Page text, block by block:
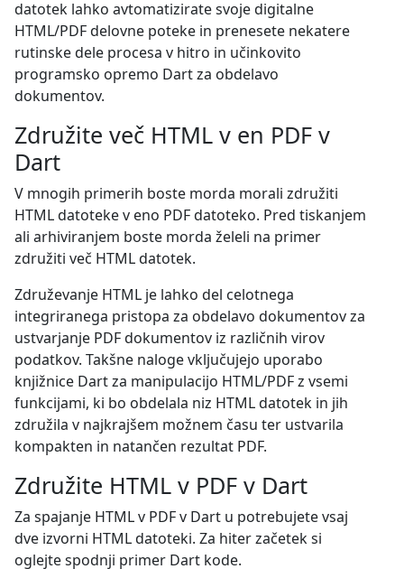
datotek lahko avtomatizirate svoje digitalne
HTML/PDF delovne poteke in prenesete nekatere
rutinske dele procesa v hitro in učinkovito
programsko opremo Dart za obdelavo
dokumentov.
Združite več HTML v en PDF v
Dart
V mnogih primerih boste morda morali združiti
HTML datoteke v eno PDF datoteko. Pred tiskanjem
ali arhiviranjem boste morda želeli na primer
združiti več HTML datotek.
Združevanje HTML je lahko del celotnega
integriranega pristopa za obdelavo dokumentov za
ustvarjanje PDF dokumentov iz različnih virov
podatkov. Takšne naloge vključujejo uporabo
knjižnice Dart za manipulacijo HTML/PDF z vsemi
funkcijami, ki bo obdelala niz HTML datotek in jih
združila v najkrajšem možnem času ter ustvarila
kompakten in natančen rezultat PDF.
Združite HTML v PDF v Dart
Za spajanje HTML v PDF v Dart u potrebujete vsaj
dve izvorni HTML datoteki. Za hiter začetek si
oglejte spodnji primer Dart kode.